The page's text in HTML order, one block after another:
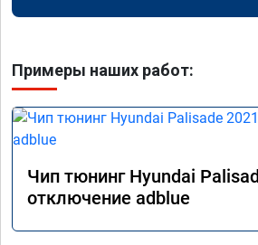
Примеры наших работ:
Чип тюнинг Hyundai
отключение adblue